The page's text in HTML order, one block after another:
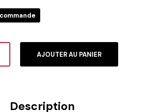
AJOUTER AU PANIER
Description